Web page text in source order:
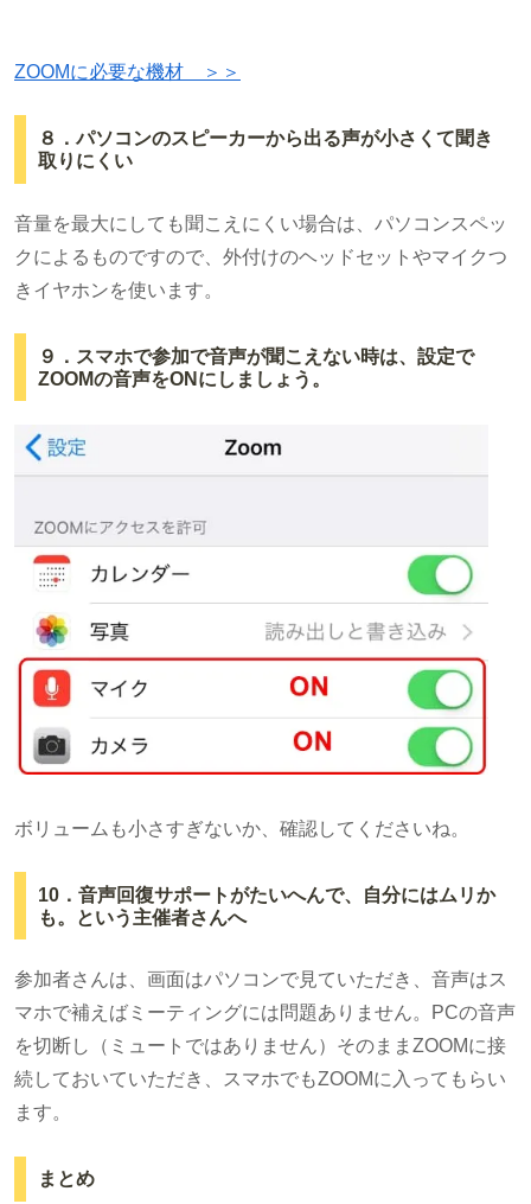
ZOOMに必要な機材 ＞＞
８．パソコンのスピーカーから出る声が小さくて聞き
取りにくい
音量を最大にしても聞こえにくい場合は、パソコンスペッ
クによるものですので、外付けのヘッドセットやマイクつ
きイヤホンを使います。
９．スマホで参加で音声が聞こえない時は、設定で
ZOOMの音声をONにしましょう。
ボリュームも小さすぎないか、確認してくださいね。
10．音声回復サポートがたいへんで、自分にはムリか
も。という主催者さんへ
参加者さんは、画面はパソコンで見ていただき、音声はス
マホで補えばミーティングには問題ありません。PCの音声
を切断し（ミュートではありません）そのままZOOMに接
続しておいていただき、スマホでもZOOMに入ってもらい
ます。
まとめ